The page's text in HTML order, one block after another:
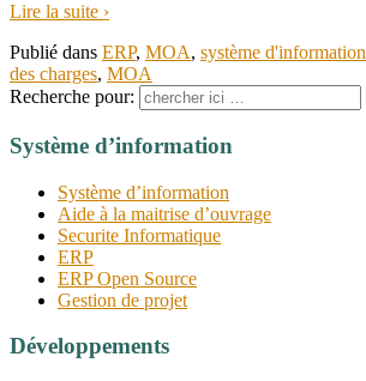
Lire la suite ›
Publié dans ERP, MOA, système d'information
des charges, MOA
Recherche pour:
Système d’information
Système d’information
Aide à la maitrise d’ouvrage
Securite Informatique
ERP
ERP Open Source
Gestion de projet
Développements